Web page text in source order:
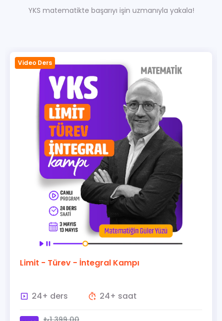
YKS matematikte başarıyı işin uzmanıyla yakala!
- İntegral Kampı
ders 24+ saat